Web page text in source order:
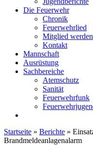
Die Feuerwehr
Chronik
Feuerwehrlied
Mitglied werden
Kontakt
Mannschaft
Ausrüstung
Sachbereiche
Atemschutz
Sanität
Feuerwehrfunk
Startseite » Berichte »
Brandmeldeanlagenalarm